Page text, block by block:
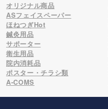
オリジナル商品
ASフェイスペーパー
ほねつぎHot
鍼灸用品
サポーター
衛生用品
院内消耗品
ポスター・チラシ類
A-COMS